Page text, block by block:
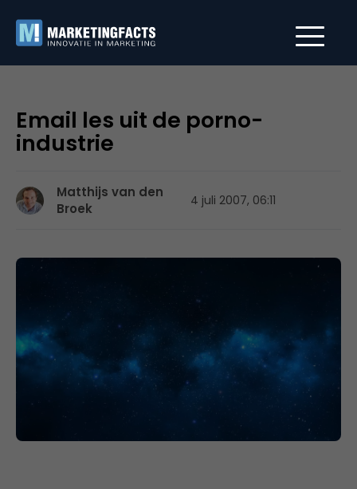
Email les uit de porno-
industrie
Matthijs van den
Broek
4 juli 2007, 06:11